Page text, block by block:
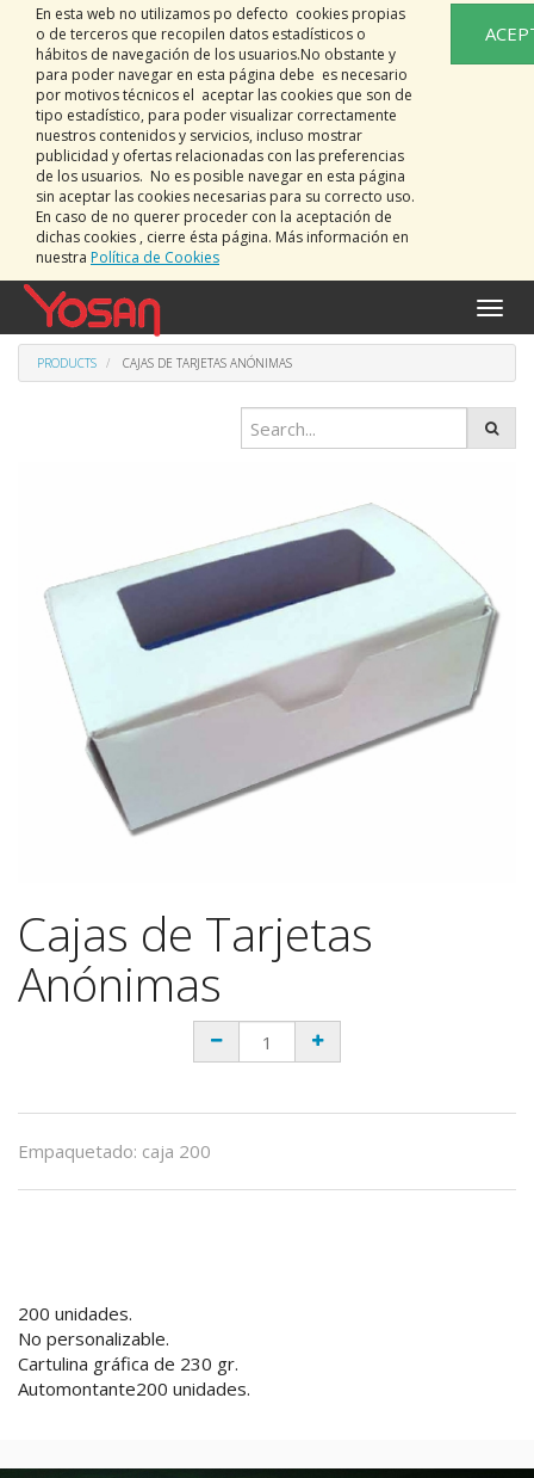
En esta web no utilizamos po defecto cookies propias
o de terceros que recopilen datos estadísticos o
hábitos de navegación de los usuarios.No obstante y
para poder navegar en esta página debe es necesario
por motivos técnicos el aceptar las cookies que son de
tipo estadístico, para poder visualizar correctamente
nuestros contenidos y servicios, incluso mostrar
publicidad y ofertas relacionadas con las preferencias
de los usuarios. No es posible navegar en esta página
sin aceptar las cookies necesarias para su correcto uso.
En caso de no querer proceder con la aceptación de
dichas cookies , cierre ésta página. Más información en
nuestra Política de Cookies
Toggle
PRODUCTS CAJAS DE TARJETAS ANÓNIMAS
Cajas de Tarjetas
Anónimas
Empaquetado: caja 200
200 unidades.
No personalizable.
Cartulina gráfica de 230 gr.
Automontante200 unidades.